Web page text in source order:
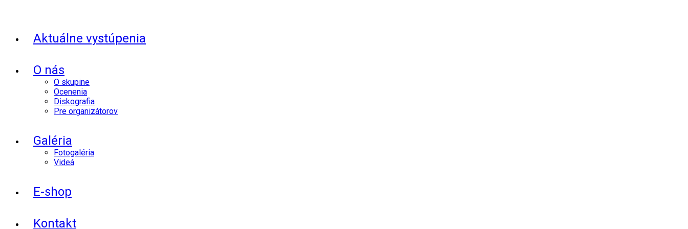
Aktuálne vystúpenia
O nás
O skupine
Ocenenia
Diskografia
Pre organizátorov
Galéria
Fotogaléria
Videá
E-shop
Kontakt